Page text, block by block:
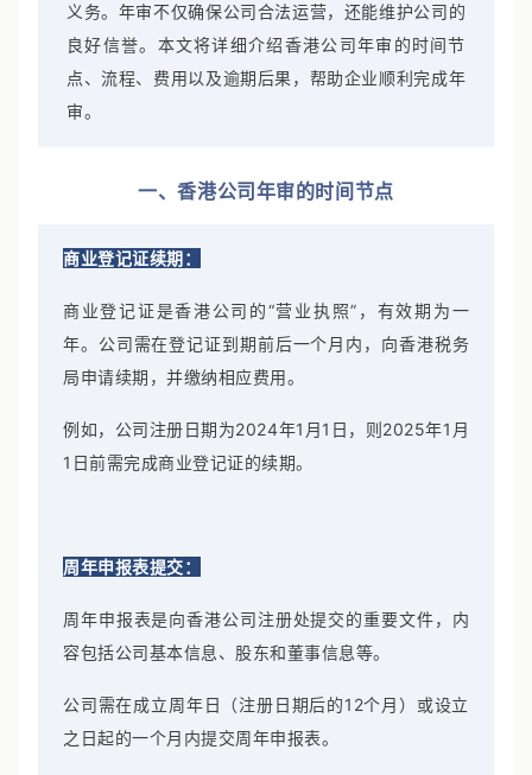
义务。年审不仅确保公司合法运营，还能维护公司的
良好信誉。本文将详细介绍香港公司年审的时间节
点、流程、费用以及逾期后果，帮助企业顺利完成年
审。
一、香港公司年审的时间节点
商业登记证续期：
商业登记证是香港公司的“营业执照”，有效期为一
年。公司需在登记证到期前后一个月内，向香港税务
局申请续期，并缴纳相应费用。
例如，公司注册日期为2024年1月1日，则2025年1月
1日前需完成商业登记证的续期。
周年申报表提交：
周年申报表是向香港公司注册处提交的重要文件，内
容包括公司基本信息、股东和董事信息等。
公司需在成立周年日（注册日期后的12个月）或设立
之日起的一个月内提交周年申报表。